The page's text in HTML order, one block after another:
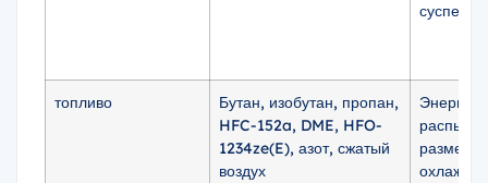
топливо
Бутан, изобутан, пропан,
HFC-152a, DME, HFO-
1234ze(E), азот, сжатый
воздух
Энергия
размер